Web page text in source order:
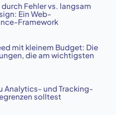
Fehler vs. langsam
Ein Web-
Framework
mit kleinem Budget: Die
die am wichtigsten
Analytics- und Tracking-
solltest